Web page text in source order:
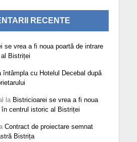
RECENTE
se vrea a fi noua poartă de intrare
Bistriței
întâmpla cu Hotelul Decebal după
la Bistricioarei se vrea a fi noua
în centrul istoric al Bistriței
Contract de proiectare semnat
Bistrița